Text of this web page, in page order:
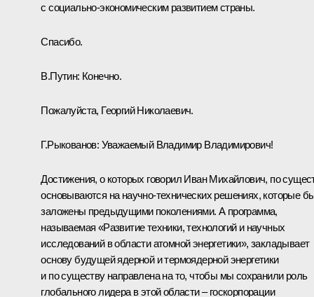
с социально‑экономическим развитием страны.
Спасибо.
В.Путин: Конечно.
Пожалуйста, Георгий Николаевич.
Г.Рыкованов: Уважаемый Владимир Владимирович!
Достижения, о которых говорил Иван Михайлович, по
основываются на научно‑технических решениях, которые
заложены предыдущими поколениями. А программа,
называемая «Развитие техники, технологий и научных
исследований в области атомной энергетики», закладывает
основу будущей ядерной и термоядерной энергетики
и по существу направлена на то, чтобы мы сохранили роль
глобального лидера в этой области – госкорпорации